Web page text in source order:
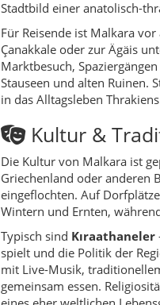
Typisch sindKıraathaneler
spielt und die Politik der
mit Live-Musik,
gemeinsam essen.
eines eher weltlichen
Aktivitäten
Malkara ist kein „Action“-
Dorf- und
die Dörfer.
Picknick an
Hügellandschaft bei
Marktbesuche
–
Produzenten.
Historische
Fototouren– im
Hügeln.